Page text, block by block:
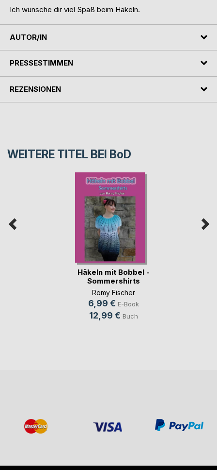
Ich wünsche dir viel Spaß beim Häkeln.
AUTOR/IN
PRESSESTIMMEN
REZENSIONEN
WEITERE TITEL BEI BoD
Häkeln mit Bobbel -
Sommershirts
Romy Fischer
6,99 € E-Book
12,99 € Buch